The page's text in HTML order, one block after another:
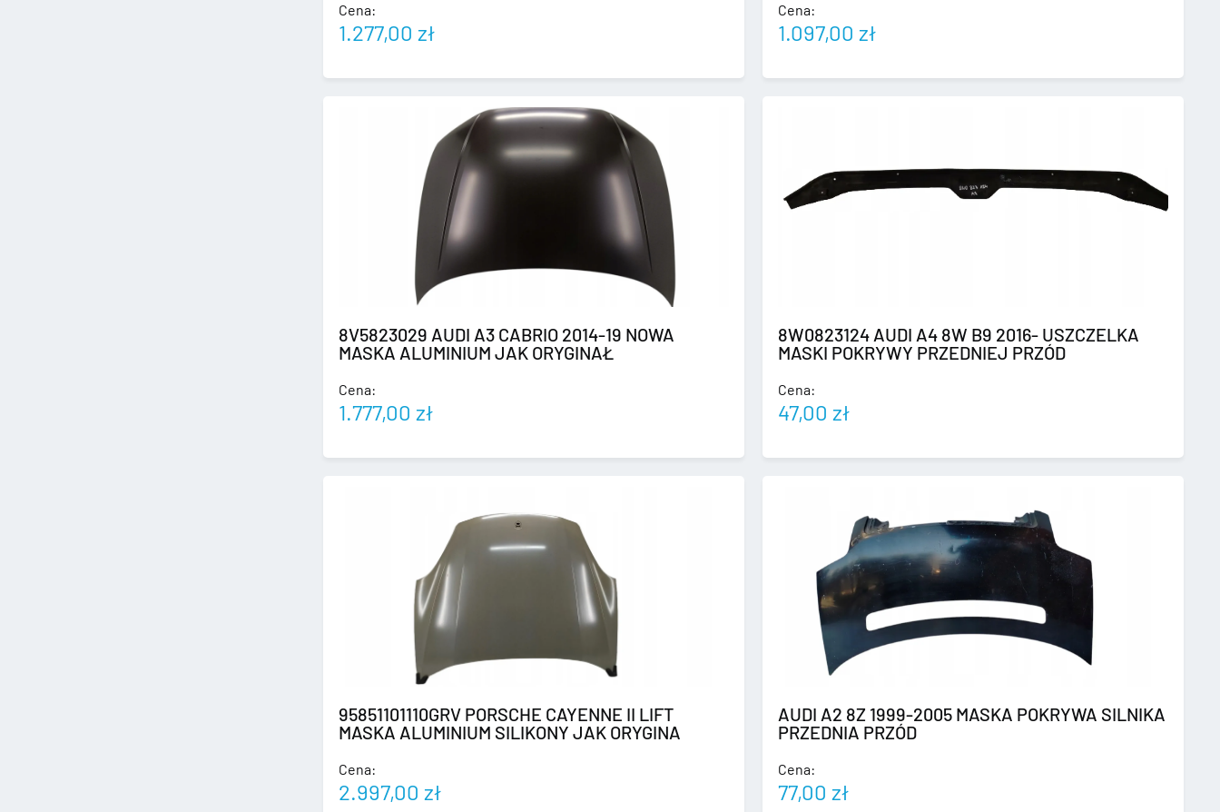
Cena:
1.277,00 zł
Cena:
1.097,00 zł
8V5823029 AUDI A3 CABRIO 2014-19 NOWA
MASKA ALUMINIUM JAK ORYGINAŁ
Cena:
1.777,00 zł
8W0823124 AUDI A4 8W B9 2016- USZCZELKA
MASKI POKRYWY PRZEDNIEJ PRZÓD
Cena:
47,00 zł
95851101110GRV PORSCHE CAYENNE II LIFT
MASKA ALUMINIUM SILIKONY JAK ORYGINA
Cena:
2.997,00 zł
AUDI A2 8Z 1999-2005 MASKA POKRYWA SILNIKA
PRZEDNIA PRZÓD
Cena:
77,00 zł